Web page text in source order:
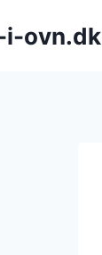
i-ovn.dk